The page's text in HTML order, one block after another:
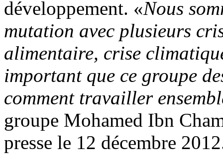
développement. «Nous
mutation avec plusieurs
alimentaire, crise
important que ce groupe
comment travailler
groupe Mohamed Ibn
presse le 12 décembre